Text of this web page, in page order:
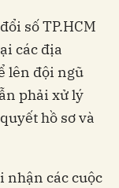
số TP.HCM
các địa
lên đội ngũ
phải xử lý
hồ sơ và
nhận các cuộc